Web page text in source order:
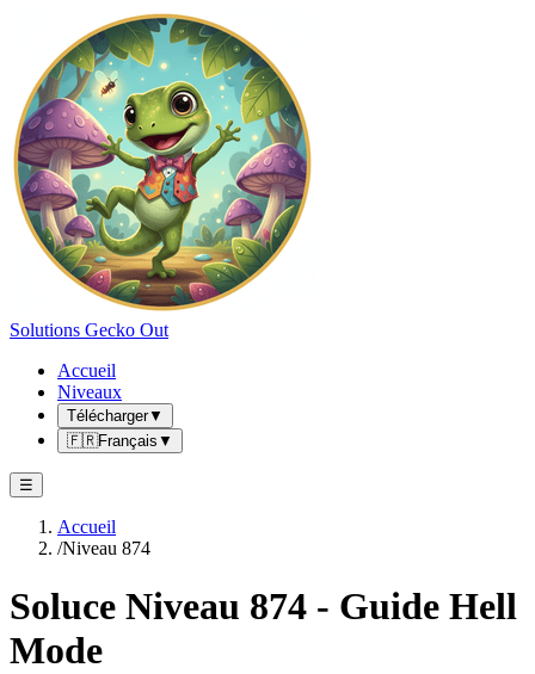
Solutions Gecko Out
Accueil
Niveaux
Télécharger▼
🇫🇷Français ▼
☰
Accueil
/Niveau 874
Soluce Niveau 874 - Guide Hell
Mode